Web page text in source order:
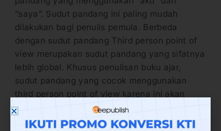
“saya”. Sudut pandang ini paling mudah
dilakukan bagi penulis pemula. Berbeda
dengan sudut pandang Third person point of
view merupakan sudut pandang yang sifatnya
lebih global. Khusus penulisan buku ajar,
sudut pandang yang cocok menggunakan
third person point of view karena ini akan
membantu penulis lebih eksplore dalam
menyampaikan tulisan.